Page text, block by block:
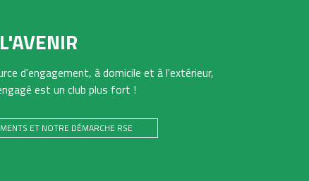
d'engagement, à domicile et à l'extérieur,
est un club plus fort !
ET NOTRE DÉMARCHE RSE